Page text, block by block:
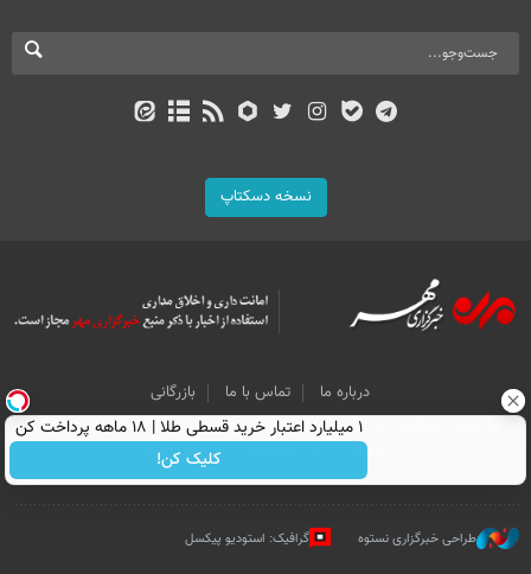
نسخه دسکتاپ
درباره ما تماس با ما
بازرگانی
All Content by Mehr News Agency is licensed under a Creative Commons
Attribution 4.0 International License.
طراحی خبرگزاری نستوه گرافیک: استودیو پیکسل
۱ میلیارد اعتبار خرید قسطی طلا | ۱۸ ماهه پرداخت کن
کلیک کن!